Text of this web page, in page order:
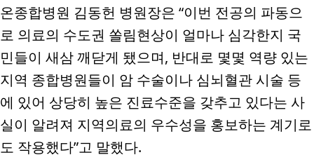
온종합병원 김동헌 병원장은 “이번 전공의 파동으
로 의료의 수도권 쏠림현상이 얼마나 심각한지 국
민들이 새삼 깨닫게 됐으며, 반대로 몇몇 역량 있는
지역 종합병원들이 암 수술이나 심뇌혈관 시술 등
에 있어 상당히 높은 진료수준을 갖추고 있다는 사
실이 알려져 지역의료의 우수성을 홍보하는 계기로
도 작용했다”고 말했다.